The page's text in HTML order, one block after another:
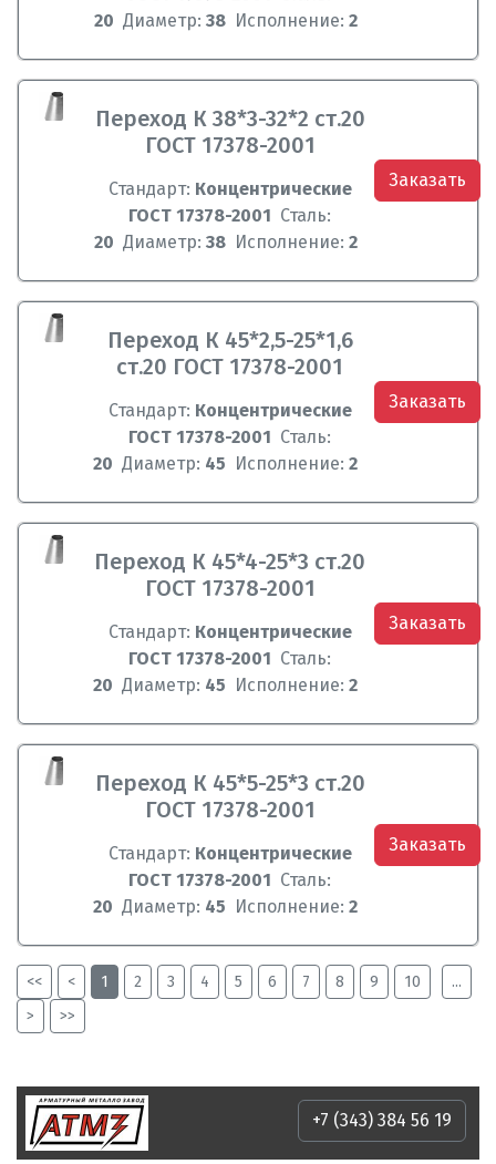
20 Диаметр: 38 Исполнение: 2
Переход К 38*3-32*2 ст.20
ГОСТ 17378-2001
Стандарт: Концентрические
ГОСТ 17378-2001 Сталь:
20 Диаметр: 38 Исполнение: 2
Заказать
Переход К 45*2,5-25*1,6
ст.20 ГОСТ 17378-2001
Стандарт: Концентрические
ГОСТ 17378-2001 Сталь:
20 Диаметр: 45 Исполнение:2
Заказать
Переход К 45*4-25*3 ст.20
ГОСТ 17378-2001
Стандарт: Концентрические
ГОСТ 17378-2001 Сталь:
20 Диаметр: 45 Исполнение:2
Заказать
Переход К 45*5-25*3 ст.20
ГОСТ 17378-2001
Стандарт: Концентрические
ГОСТ 17378-2001 Сталь:
20 Диаметр: 45 Исполнение:2
Заказать
<< < 1 2 3 4 5 6 7 8 9 10
...
>
>>
+7 (343) 384 56 19